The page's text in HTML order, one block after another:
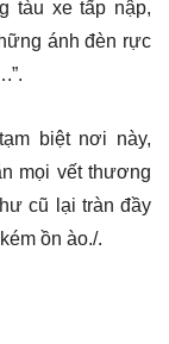
tàu xe tấp nập,
ánh đèn rực
biệt nơi này,
mọi vết thương
cũ lại tràn đầy
ồn ào./.